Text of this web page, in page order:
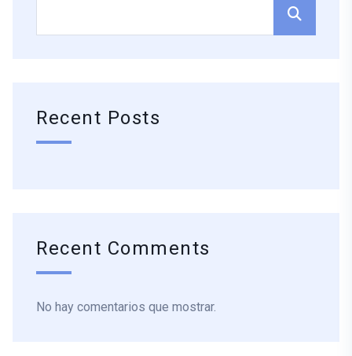
Recent Posts
Recent Comments
No hay comentarios que mostrar.